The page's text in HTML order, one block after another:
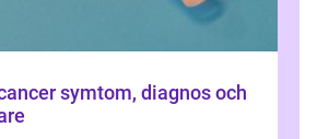
diagnos och